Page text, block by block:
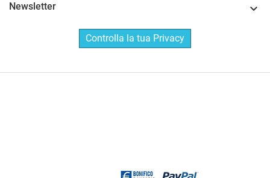
Newsletter 
Controlla la tua Privacy